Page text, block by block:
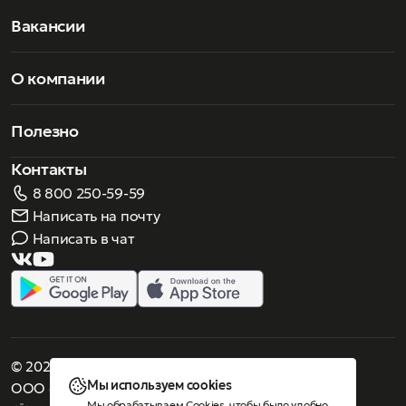
Вакансии
О компании
Полезно
Контакты
8 800 250-59-59
Написать на почту
Написать в чат
© 2026 Роскошное зрение. Все права защищены
ООО «Люнеттес-оптика»
Мы используем cookies